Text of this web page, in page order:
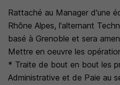
Rattaché au Manager d'une
Rhône Alpes, l'alternant
basé à Grenoble et sera
Mettre en oeuvre les
* Traite de bout en bout les
Administrative et de Paie au